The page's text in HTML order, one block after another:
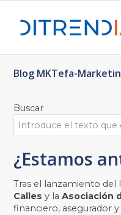
Blog MKTefa-
Buscar
¿Estamos
Tras el lanzamiento del
Calles y la Asociación
financiero, asegurador